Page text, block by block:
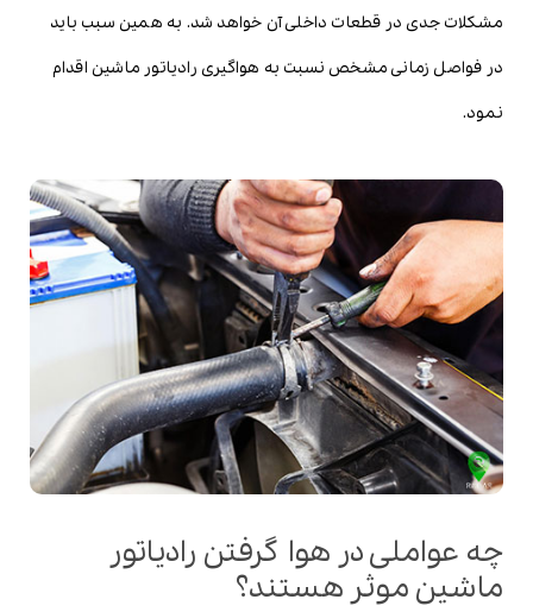
مشکلات جدی در قطعات داخلی آن خواهد شد. به همین سبب باید
در فواصل زمانی مشخص نسبت به هواگیری رادیاتور ماشین اقدام
نمود.
چه عواملی در هوا گرفتن رادیاتور
ماشین موثر هستند؟